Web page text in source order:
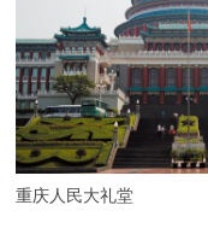
重庆人民大礼堂